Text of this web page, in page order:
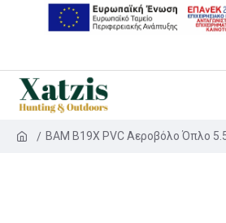
BAM B19X PVC Αεροβόλο Όπλο